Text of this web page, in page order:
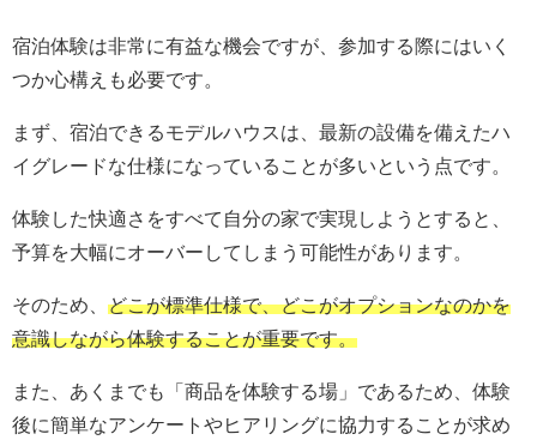
宿泊体験は非常に有益な機会ですが、参加する際にはいく
つか心構えも必要です。
まず、宿泊できるモデルハウスは、最新の設備を備えたハ
イグレードな仕様になっていることが多いという点です。
体験した快適さをすべて自分の家で実現しようとすると、
予算を大幅にオーバーしてしまう可能性があります。
そのため、 どこが標準仕様で、どこがオプションなのかを
意識しながら体験することが重要です。
また、あくまでも「商品を体験する場」であるため、体験
後に簡単なアンケートやヒアリングに協力することが求め